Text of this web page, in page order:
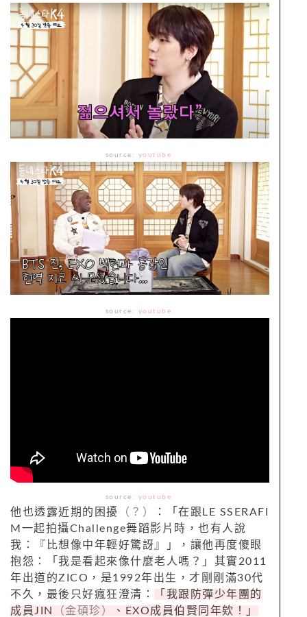
source: youtube
source: youtube
source: youtube
他也透露近期的困擾 （？）
：「在跟LE SSERAFI
M一起拍攝Challenge舞蹈影片時，也有人說
我：『比想像中年輕好驚訝』」，讓他再度傻眼
抱怨：「我是看起來像什麼老人嗎？」其實2011
年出道的ZICO，是1992年出生，才剛剛滿30代
不久，最後只好瘋狂澄清：
「我跟防彈少年團的
成員JIN
（金碩珍）
、EXO成員伯賢同年欸！」